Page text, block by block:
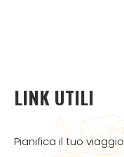
LINK UTILI
Pianifica il tuo viaggio